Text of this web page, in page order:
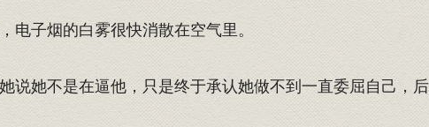
子烟的白雾很快消散在空气里。
她不是在逼他，只是终于承认她做不到一直委屈自己，